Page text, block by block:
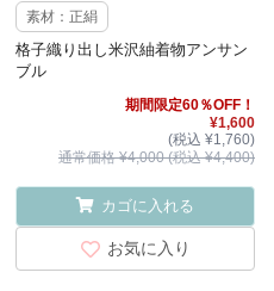
素材：正絹
格子織り出し米沢紬着物アンサン
ブル
期間限定60％OFF！
¥1,600
(税込 ¥1,760)
通常価格 ¥4,000 (税込 ¥4,400)
カゴに入れる
お気に入り